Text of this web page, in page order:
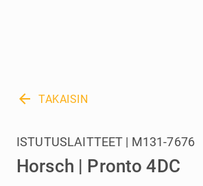
arrow_back TAKAISIN
Horsch | Pronto 4DC
ISTUTUSLAITTEET | M131-7676